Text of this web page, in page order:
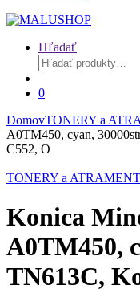
Hľadať
Hľadať:
0
DomovTONERY a
A0TM450, cyan,
C552, O
TONERY a
Konica
A0TM450,
TN613C,